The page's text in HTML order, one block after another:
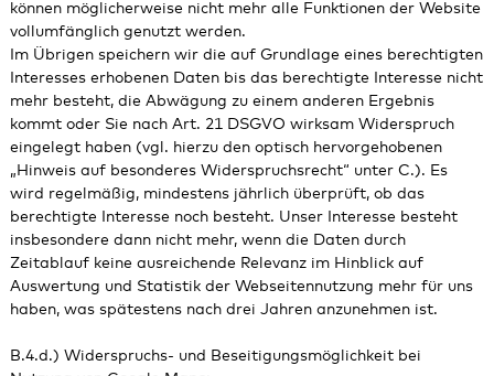
können möglicherweise nicht mehr alle Funktionen der Website
vollumfänglich genutzt werden.
Im Übrigen speichern wir die auf Grundlage eines berechtigten
Interesses erhobenen Daten bis das berechtigte Interesse nicht
mehr besteht, die Abwägung zu einem anderen Ergebnis
kommt oder Sie nach Art. 21 DSGVO wirksam Widerspruch
eingelegt haben (vgl. hierzu den optisch hervorgehobenen
„Hinweis auf besonderes Widerspruchsrecht“ unter C.). Es
wird regelmäßig, mindestens jährlich überprüft, ob das
berechtigte Interesse noch besteht. Unser Interesse besteht
insbesondere dann nicht mehr, wenn die Daten durch
Zeitablauf keine ausreichende Relevanz im Hinblick auf
Auswertung und Statistik der Webseitennutzung mehr für uns
haben, was spätestens nach drei Jahren anzunehmen ist.
B.4.d.) Widerspruchs- und Beseitigungsmöglichkeit bei